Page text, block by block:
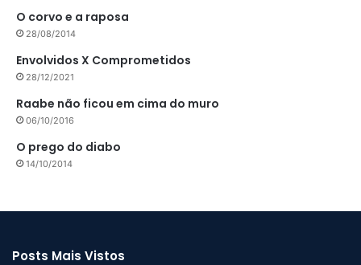
O corvo e a raposa
28/08/2014
Envolvidos X Comprometidos
28/12/2021
Raabe não ficou em cima do muro
06/10/2016
O prego do diabo
14/10/2014
Posts Mais Vistos